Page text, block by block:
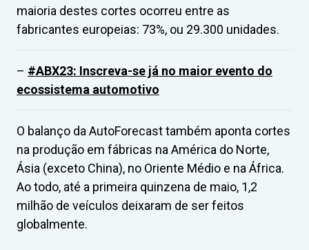
maioria destes cortes ocorreu entre as
fabricantes europeias: 73%, ou 29.300 unidades.
– #ABX23: Inscreva-se já no maior evento do
ecossistema automotivo
O balanço da AutoForecast também aponta cortes
na produção em fábricas na América do Norte,
Ásia (exceto China), no Oriente Médio e na África.
Ao todo, até a primeira quinzena de maio, 1,2
milhão de veículos deixaram de ser feitos
globalmente.